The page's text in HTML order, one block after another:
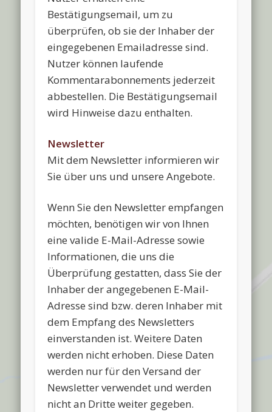
Bestätigungsemail, um zu
überprüfen, ob sie der Inhaber der
eingegebenen Emailadresse sind.
Nutzer können laufende
Kommentarabonnements jederzeit
abbestellen. Die Bestätigungsemail
wird Hinweise dazu enthalten.
Newsletter
Mit dem Newsletter informieren wir
Sie über uns und unsere Angebote.
Wenn Sie den Newsletter empfangen
möchten, benötigen wir von Ihnen
eine valide E-Mail-Adresse sowie
Informationen, die uns die
Überprüfung gestatten, dass Sie der
Inhaber der angegebenen E-Mail-
Adresse sind bzw. deren Inhaber mit
dem Empfang des Newsletters
einverstanden ist. Weitere Daten
werden nicht erhoben. Diese Daten
werden nur für den Versand der
Newsletter verwendet und werden
nicht an Dritte weiter gegeben.